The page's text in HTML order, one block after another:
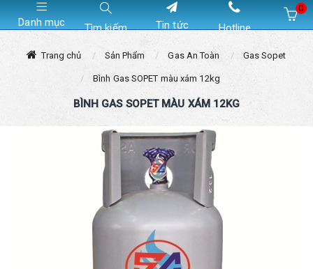
Danh mục Tìm kiếm Tin tức Hotline
0
Trang chủ Sản Phẩm Gas An Toàn Gas Sopet
Bình Gas SOPET màu xám 12kg
BÌNH GAS SOPET MÀU XÁM 12KG